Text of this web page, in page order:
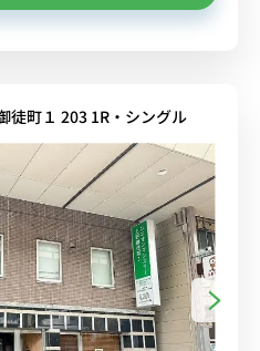
徒町１ 203 1R・シングル